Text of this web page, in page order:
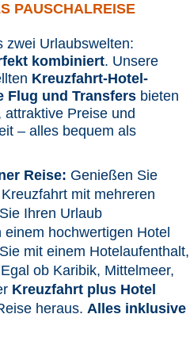
PAUSCHALREISE
zwei Urlaubswelten:
kombiniert. Unsere
Kreuzfahrt-Hotel-
Flug und Transfers bieten
Preise und
– alles bequem als
Reise: Genießen Sie
mit mehreren
Ihren Urlaub
hochwertigen Hotel
mit einem Hotelaufenthalt,
ob Karibik, Mittelmeer,
Kreuzfahrt plus Hotel
heraus. Alles inklusive